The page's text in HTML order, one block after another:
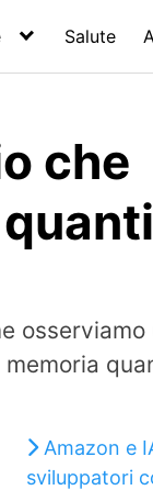
Salute
che
osserviamo
Amazon e
sviluppatori